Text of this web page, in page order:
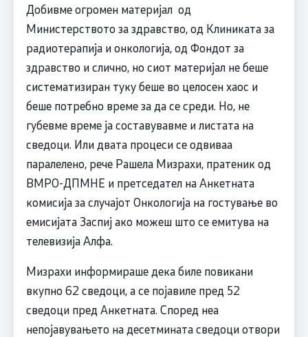
Добивме огромен материјал од
Министерството за здравство, од Клиниката за
радиотерапија и онкологија, од Фондот за
здравство и слично, но сиот материјал не беше
систематизиран туку беше во целосен хаос и
беше потребно време за да се среди. Но, не
губевме време ја составувавме и листата на
сведоци. Или двата процеси се одвиваа
паралелено, рече Рашела Мизрахи, пратеник од
ВМРО-ДПМНЕ и претседател на Анкетната
комисија за случајот Онкологија на гостување во
емисијата Заспиј ако можеш што се емитува на
телевизија Алфа.
Мизрахи информираше дека биле повикани
вкупно 62 сведоци, а се појавиле пред 52
сведоци пред Анкетната. Според неа
непојавувањето на десетмината сведоци отвори